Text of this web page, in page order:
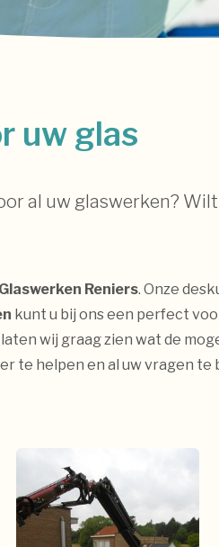
uw glas
al uw glaswerken?
Glaswerken Reniers. Onze
kunt u bij ons een perfect
wij graag zien wat de
te helpen en al uw vragen